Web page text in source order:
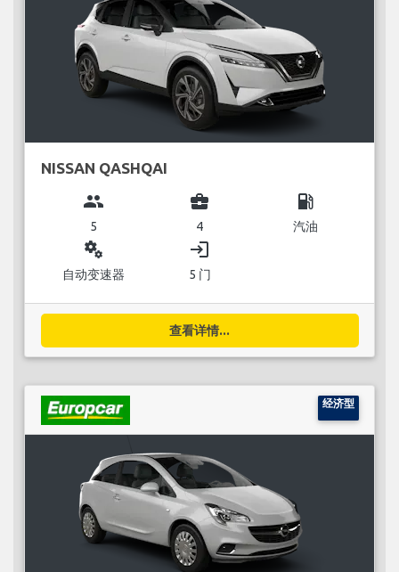
NISSAN QASHQAI
group
5
business_center
4
local_gas_station
汽油
miscellaneous_services
自动变速器
login
5 门
查看详情...
经济型